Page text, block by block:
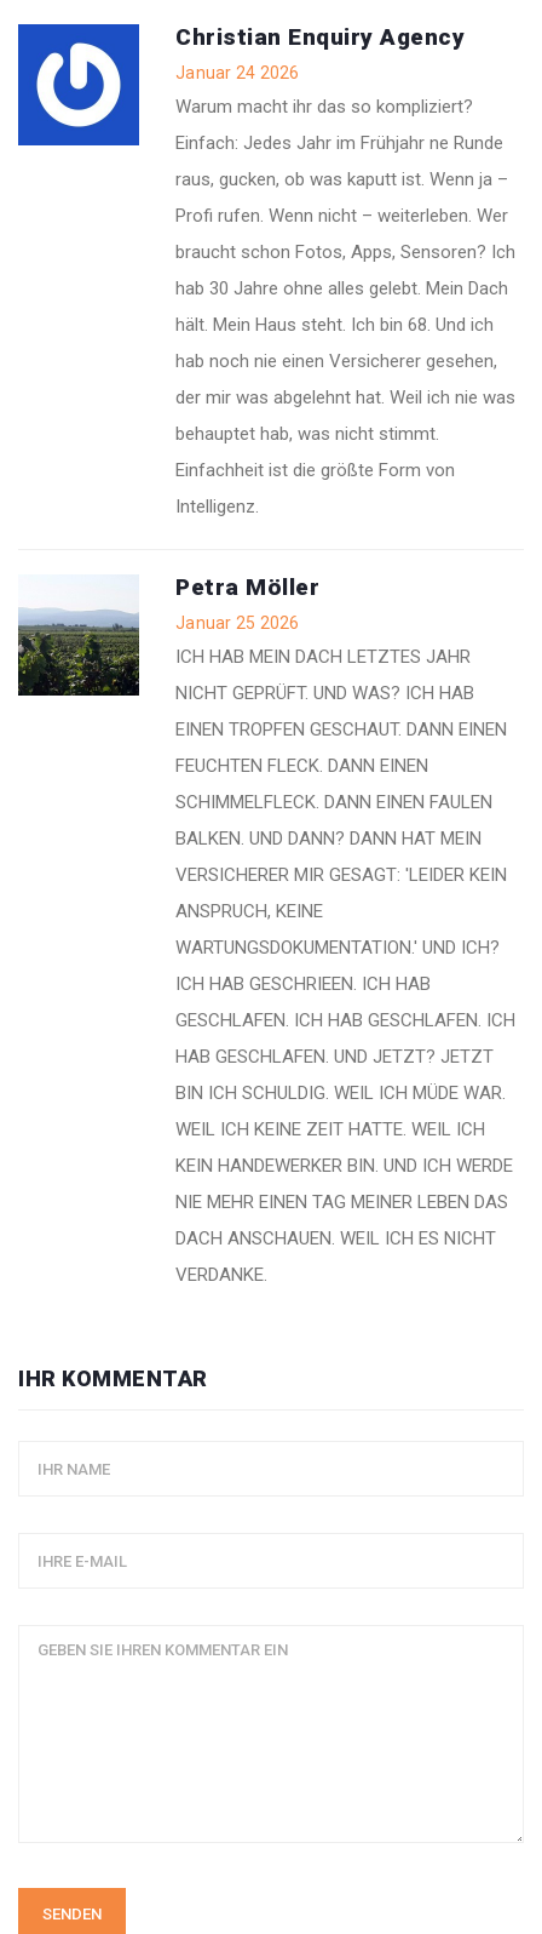
Christian Enquiry Agency
Januar 24 2026
Warum macht ihr das so kompliziert?
Einfach: Jedes Jahr im Frühjahr ne Runde
raus, gucken, ob was kaputt ist. Wenn ja –
Profi rufen. Wenn nicht – weiterleben. Wer
braucht schon Fotos, Apps, Sensoren? Ich
hab 30 Jahre ohne alles gelebt. Mein Dach
hält. Mein Haus steht. Ich bin 68. Und ich
hab noch nie einen Versicherer gesehen,
der mir was abgelehnt hat. Weil ich nie was
behauptet hab, was nicht stimmt.
Einfachheit ist die größte Form von
Intelligenz.
Petra Möller
Januar 25 2026
ICH HAB MEIN DACH LETZTES JAHR
NICHT GEPRÜFT. UND WAS? ICH HAB
EINEN TROPFEN GESCHAUT. DANN EINEN
FEUCHTEN FLECK. DANN EINEN
SCHIMMELFLECK. DANN EINEN FAULEN
BALKEN. UND DANN? DANN HAT MEIN
VERSICHERER MIR GESAGT: 'LEIDER KEIN
ANSPRUCH, KEINE
WARTUNGSDOKUMENTATION.' UND ICH?
ICH HAB GESCHRIEEN. ICH HAB
GESCHLAFEN. ICH HAB GESCHLAFEN. ICH
HAB GESCHLAFEN. UND JETZT? JETZT
BIN ICH SCHULDIG. WEIL ICH MÜDE WAR.
WEIL ICH KEINE ZEIT HATTE. WEIL ICH
KEIN HANDEWERKER BIN. UND ICH WERDE
NIE MEHR EINEN TAG MEINER LEBEN DAS
DACH ANSCHAUEN. WEIL ICH ES NICHT
VERDANKE.
IHR KOMMENTAR
SENDEN